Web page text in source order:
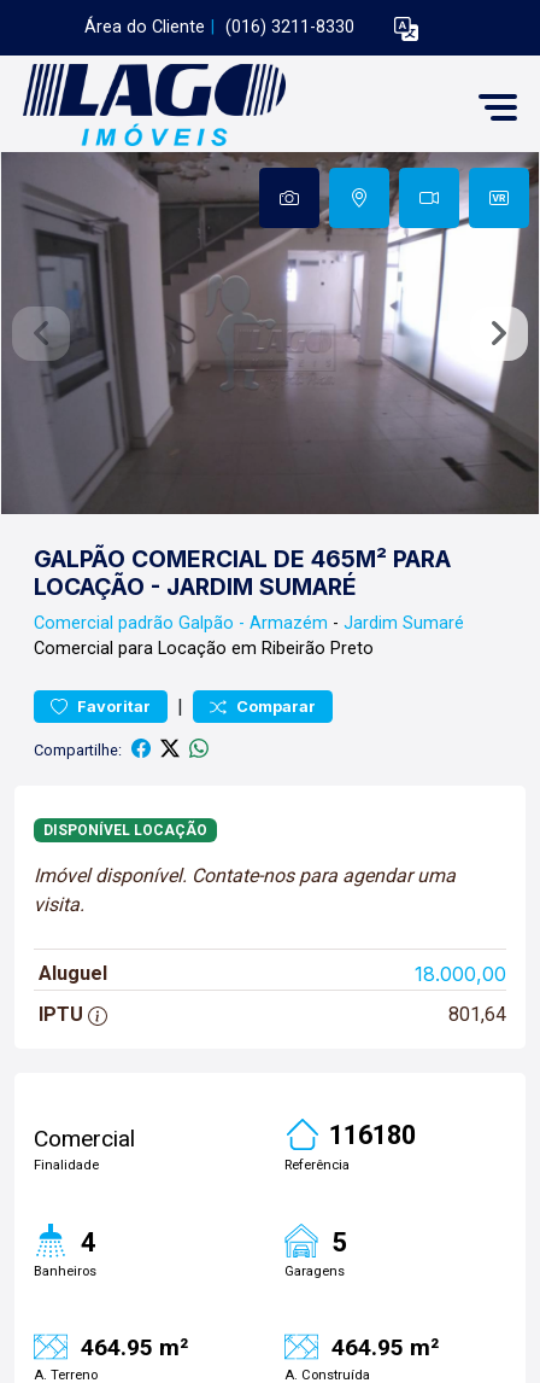
Área do Cliente (016) 3211-8330
GALPÃO COMERCIAL DE 465M² PARA
LOCAÇÃO - JARDIM SUMARÉ
Comercial padrão Galpão - Armazém - Jardim Sumaré
Comercial para Locação em Ribeirão Preto
Favoritar | Comparar
Compartilhe:
DISPONÍVEL LOCAÇÃO
Imóvel disponível. Contate-nos para agendar uma
visita.
Aluguel 18.000,00
IPTU 801,64
Comercial
Finalidade
116180
Referência
4
Banheiros
5
Garagens
464.95 m²
A. Terreno
464.95 m²
A. Construída